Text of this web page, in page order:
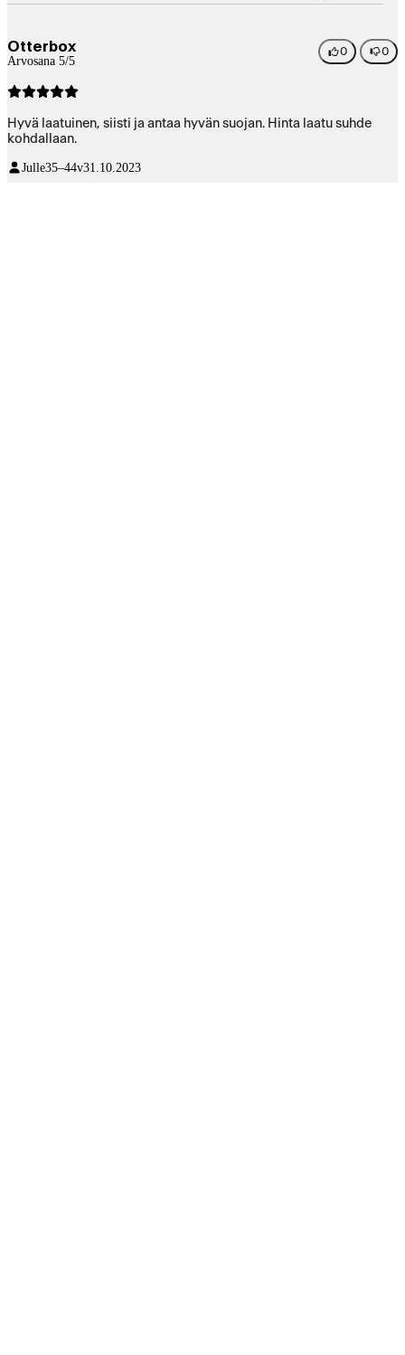
Otterbox
Arvosana 5/5
0 0
Hyvä laatuinen, siisti ja antaa hyvän suojan. Hinta laatu suhde
kohdallaan.
Julle35–44v31.10.2023